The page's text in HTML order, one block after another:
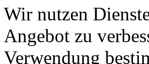
Wir nutzen
Angebot zu
Verwendung